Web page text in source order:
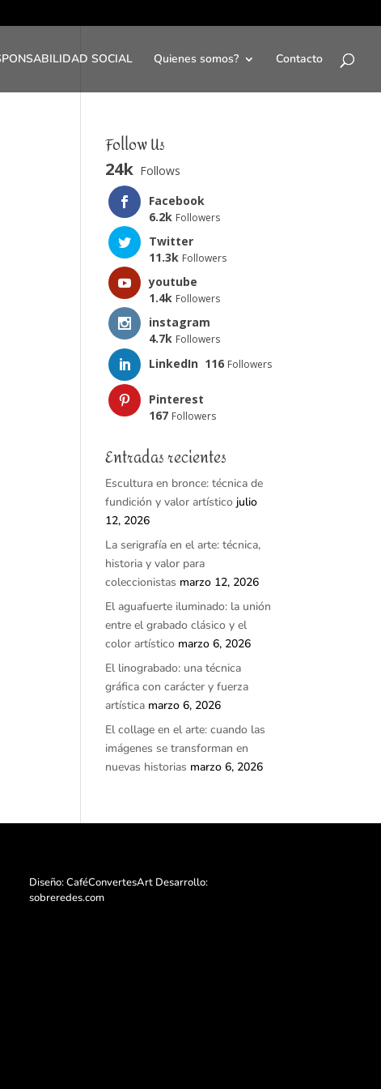
SOCIAL Quienes somos? Contacto
Follow Us
24k Follows
Facebook
6.2k Followers
Twitter
11.3k Followers
youtube
1.4k Followers
instagram
4.7k Followers
LinkedIn 116 Followers
Pinterest
167 Followers
Entradas recientes
Escultura en bronce: técnica de
fundición y valor artístico julio
12, 2026
La serigrafía en el arte: técnica,
historia y valor para
coleccionistas marzo 12, 2026
El aguafuerte iluminado: la unión
entre el grabado clásico y el
color artístico marzo 6, 2026
El linograbado: una técnica
gráfica con carácter y fuerza
artística marzo 6, 2026
El collage en el arte: cuando las
imágenes se transforman en
nuevas historias marzo 6, 2026
Diseño: CaféConvertesArt Desarrollo:
sobreredes.com